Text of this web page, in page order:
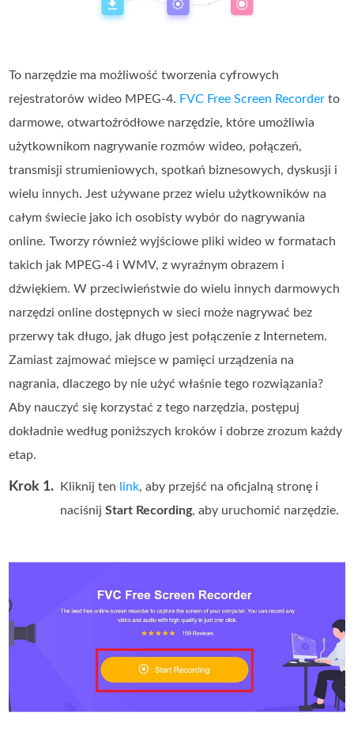
To narzędzie ma możliwość tworzenia cyfrowych
rejestratorów wideo MPEG‑4. FVC Free Screen Recorder to
darmowe, otwartoźródłowe narzędzie, które umożliwia
użytkownikom nagrywanie rozmów wideo, połączeń,
transmisji strumieniowych, spotkań biznesowych, dyskusji i
wielu innych. Jest używane przez wielu użytkowników na
całym świecie jako ich osobisty wybór do nagrywania
online. Tworzy również wyjściowe pliki wideo w formatach
takich jak MPEG‑4 i WMV, z wyraźnym obrazem i
dźwiękiem. W przeciwieństwie do wielu innych darmowych
narzędzi online dostępnych w sieci może nagrywać bez
przerwy tak długo, jak długo jest połączenie z Internetem.
Zamiast zajmować miejsce w pamięci urządzenia na
nagrania, dlaczego by nie użyć właśnie tego rozwiązania?
Aby nauczyć się korzystać z tego narzędzia, postępuj
dokładnie według poniższych kroków i dobrze zrozum każdy
etap.
Krok 1. Kliknij ten link, aby przejść na oficjalną stronę i
naciśnijStart Recording, aby uruchomić narzędzie.